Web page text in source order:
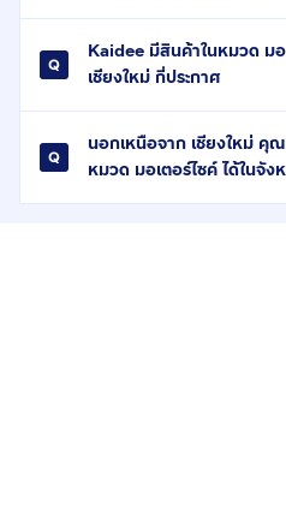
Kaidee มีสินค้าในหมวด มอ
เชียงใหม่ กี่ประกาศ
นอกเหนือจาก เชียงใหม่ คุ
หมวด มอเตอร์ไซค์ ได้ในจัง